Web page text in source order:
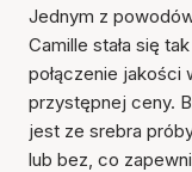
Jednym z
Camille stała się
połączenie jakości
przystępnej ceny.
jest ze srebra
lub bez, co